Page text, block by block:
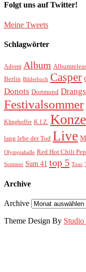
Folgt uns auf Twitter!
Meine Tweets
Schlagwörter
Advent Album
Berlin Bilderbuch Casper
Donots Dortmund
Festivalsommer
Klinghoffer K.I.Z.
lang lebe der Tod Live
Olympiahalle Red Hot Chili
Sommer Sum 41 top 5 Tour
Archive
Archive
Theme Design By